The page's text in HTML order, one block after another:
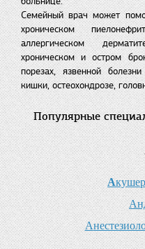
Семейный врач может
хроническом
аллергическом
хроническом и остром
порезах, язвенной
кишки, остеохондрозе,
Популярные
А
А
А